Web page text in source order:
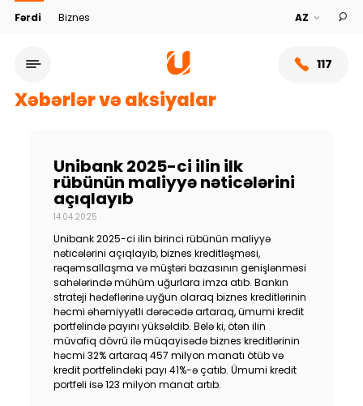
Fərdi Biznes
117
Xidmət şəbəkəsi
Bank haqqında
Dayanıqlılıq
Xəbərlər və aksiyalar
Unibank 2025-ci ilin ilk
rübünün maliyyə nəticələrini
açıqlayıb
14.04.2025
Unibank 2025-ci ilin birinci rübünün maliyyə
nəticələrini açıqlayıb, biznes kreditləşməsi,
rəqəmsallaşma və müştəri bazasının genişlənməsi
sahələrində mühüm uğurlara imza atıb. Bankın
strateji hədəflərinə uyğun olaraq biznes kreditlərinin
həcmi əhəmiyyətli dərəcədə artaraq, ümumi kredit
portfelində payını yüksəldib. Belə ki, ötən ilin
müvafiq dövrü ilə müqayisədə biznes kreditlərinin
həcmi 32% artaraq 457 milyon manatı ötüb və
kredit portfelindəki payı 41%-ə çatıb. Ümumi kredit
portfeli isə 123 milyon manat artıb.